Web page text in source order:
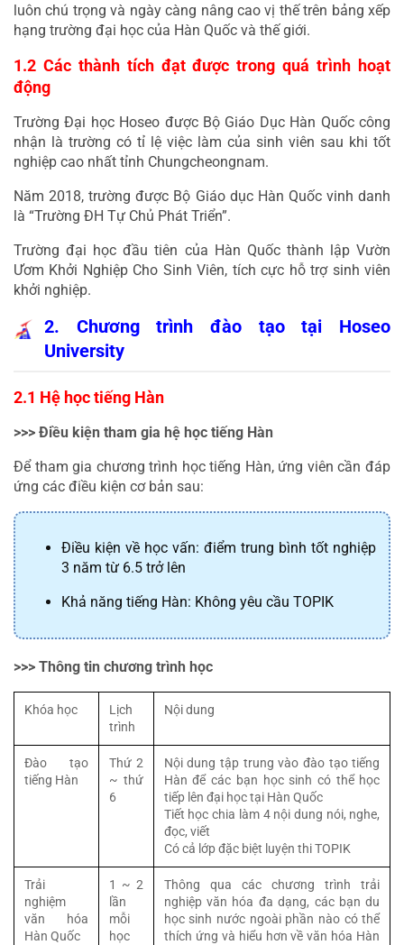
luôn chú trọng và ngày càng nâng cao vị thế trên bảng xếp
hạng trường đại học của Hàn Quốc và thế giới.
1.2 Các thành tích đạt được trong quá trình hoạt
động
Trường Đại học Hoseo được Bộ Giáo Dục Hàn Quốc công
nhận là trường có tỉ lệ việc làm của sinh viên sau khi tốt
nghiệp cao nhất tỉnh Chungcheongnam.
Năm 2018, trường được Bộ Giáo dục Hàn Quốc vinh danh
là “Trường ĐH Tự Chủ Phát Triển”.
Trường đại học đầu tiên của Hàn Quốc thành lập Vườn
Ươm Khởi Nghiệp Cho Sinh Viên, tích cực hỗ trợ sinh viên
khởi nghiệp.
2. Chương trình đào tạo tại Hoseo
University
2.1 Hệ học tiếng Hàn
>>> Điều kiện tham gia hệ học tiếng Hàn
Để tham gia chương trình học tiếng Hàn, ứng viên cần đáp
ứng các điều kiện cơ bản sau:
Điều kiện về học vấn: điểm trung bình tốt nghiệp
3 năm từ 6.5 trở lên
Khả năng tiếng Hàn: Không yêu cầu TOPIK
>>> Thông tin chương trình học
Khóa học
Lịch
trình
Nội dung
Đào tạo
tiếng Hàn
Thứ 2
~ thứ
6
Nội dung tập trung vào đào tạo tiếng
Hàn để các bạn học sinh có thể học
tiếp lên đại học tại Hàn Quốc
Tiết học chia làm 4 nội dung nói, nghe,
đọc, viết
Có cả lớp đặc biệt luyện thi TOPIK
Trải
nghiệm
văn hóa
Hàn Quốc
1 ~ 2
lần
mỗi
học
Thông qua các chương trình trải
nghiệp văn hóa đa dạng, các bạn du
học sinh nước ngoài phần nào có thể
thích ứng và hiểu hơn về văn hóa Hàn